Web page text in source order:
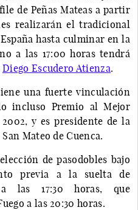
de Peñas Mateas a partir
realizarán el tradicional
hasta culminar en la
a las 17:00 horas tendrá
Diego Escudero Atienza.
una fuerte vinculación
incluso Premio al Mejor
y es presidente de la
Mateo de Cuenca.
de pasodobles bajo
previa a la suelta de
a las 17:30 horas, que
a las 20:30 horas.